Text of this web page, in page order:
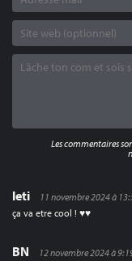
leti
11 novembre 2024 à
ça va etre cool ! ♥♥
BN
12 novembre 2024 à
Les commentaires